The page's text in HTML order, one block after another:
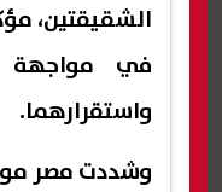
الشقيقتين،
في مواجهة
واستقرارهما.
وشددت مصر